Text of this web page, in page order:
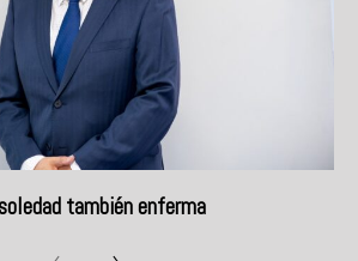
también enferma